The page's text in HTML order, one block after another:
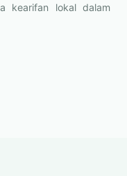
kearifan lokal dalam